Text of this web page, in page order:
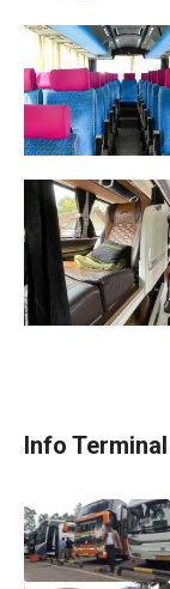
Info Terminal